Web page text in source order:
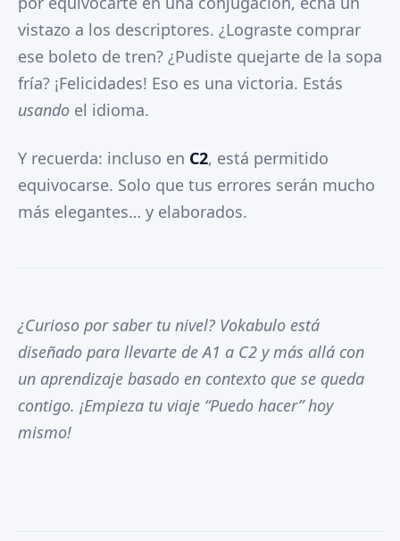
vistazo a los descriptores. ¿Lograste comprar
ese boleto de tren? ¿Pudiste quejarte de la sopa
fría? ¡Felicidades! Eso es una victoria. Estás
usando el idioma.
Y recuerda: incluso en C2, está permitido
equivocarse. Solo que tus errores serán mucho
más elegantes… y elaborados.
¿Curioso por saber tu nivel? Vokabulo está
diseñado para llevarte de A1 a C2 y más allá con
un aprendizaje basado en contexto que se queda
contigo. ¡Empieza tu viaje “Puedo hacer” hoy
mismo!